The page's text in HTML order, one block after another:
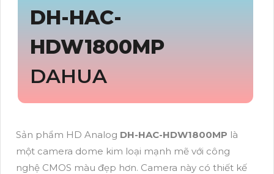
DH-HAC-
HDW1800MP
DAHUA
Sản phẩm HD Analog DH-HAC-HDW1800MP là
một camera dome kim loại mạnh mẽ với công
nghệ CMOS màu đẹp hơn. Camera này có thiết kế